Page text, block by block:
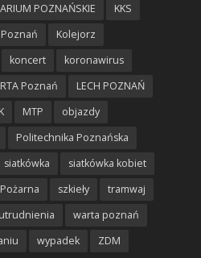
POZNAŃSKIE
KKS
Poznań
Kolejorz
koncert
koronawirus
Poznań
LECH POZNAŃ
MTP
objazdy
Politechnika Poznańska
siatkówka
siatkówka kobiet
szkieły
tramwaj
utrudnienia
warta poznań
wypadek ZDM